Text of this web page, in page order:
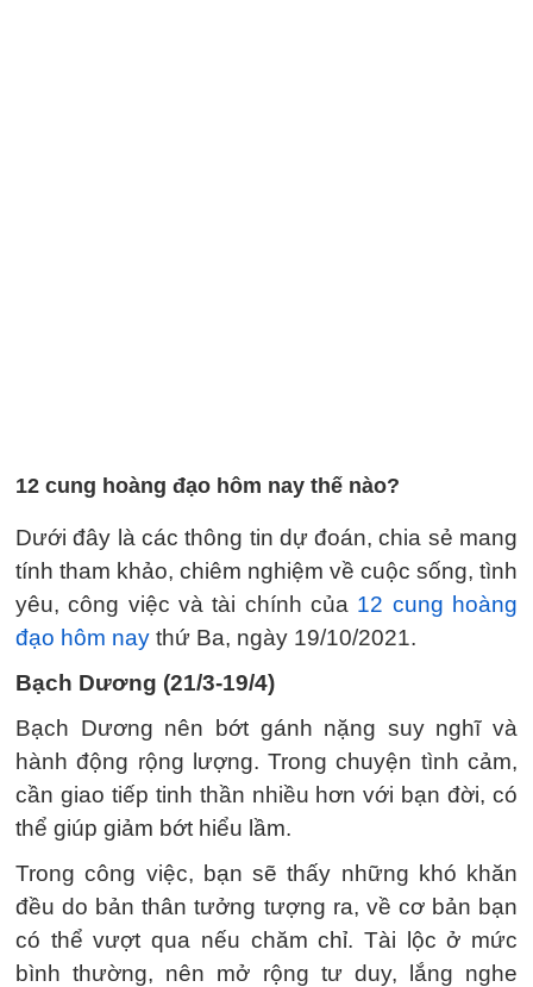
12 cung hoàng đạo hôm nay thế nào?
Dưới đây là các thông tin dự đoán, chia sẻ mang
tính tham khảo, chiêm nghiệm về cuộc sống, tình
yêu, công việc và tài chính của 12 cung hoàng
đạo hôm nay thứ Ba, ngày 19/10/2021.
Bạch Dương (21/3-19/4)
Bạch Dương nên bớt gánh nặng suy nghĩ và
hành động rộng lượng. Trong chuyện tình cảm,
cần giao tiếp tinh thần nhiều hơn với bạn đời, có
thể giúp giảm bớt hiểu lầm.
Trong công việc, bạn sẽ thấy những khó khăn
đều do bản thân tưởng tượng ra, về cơ bản bạn
có thể vượt qua nếu chăm chỉ. Tài lộc ở mức
bình thường, nên mở rộng tư duy, lắng nghe